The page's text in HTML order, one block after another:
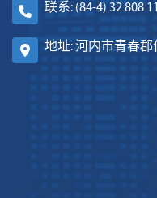
联系: (84-4) 32 808
地址: 河内市青春